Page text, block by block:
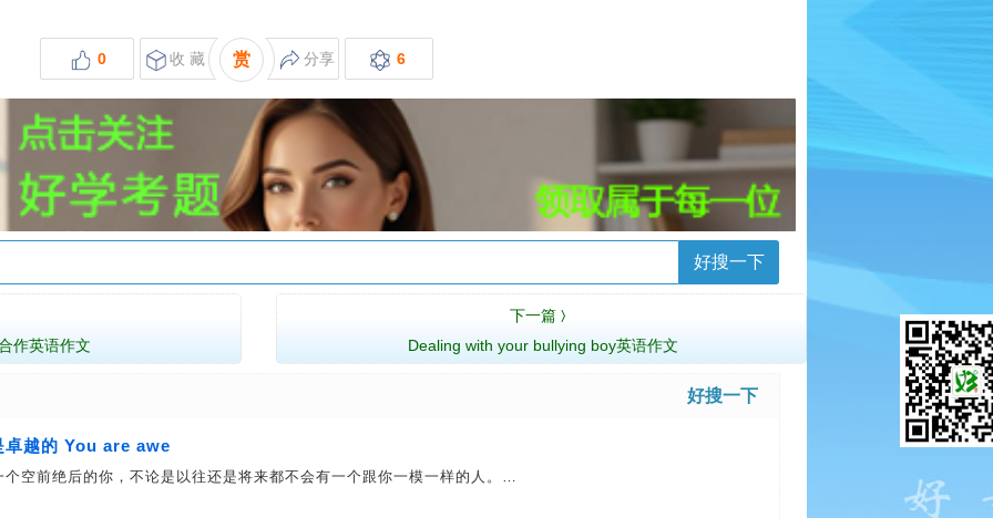
0 收 藏 赏 分享 6
好搜一下
作英语作文
下一篇 〉
Dealing with your bullying boy英语作文
好搜一下
卓越的 You are awe
空前绝后的你，不论是以往还是将来都不会有一个跟你一模一样的人。…